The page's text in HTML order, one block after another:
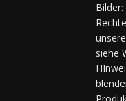
siehe